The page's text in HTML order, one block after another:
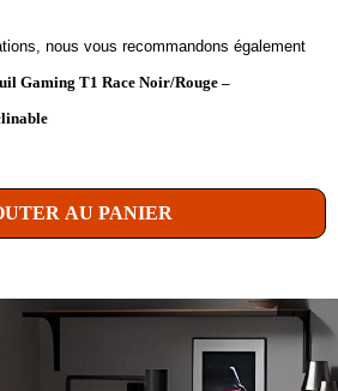
nous vous recommandons également
Gaming T1 Race Noir/Rouge –
AU PANIER